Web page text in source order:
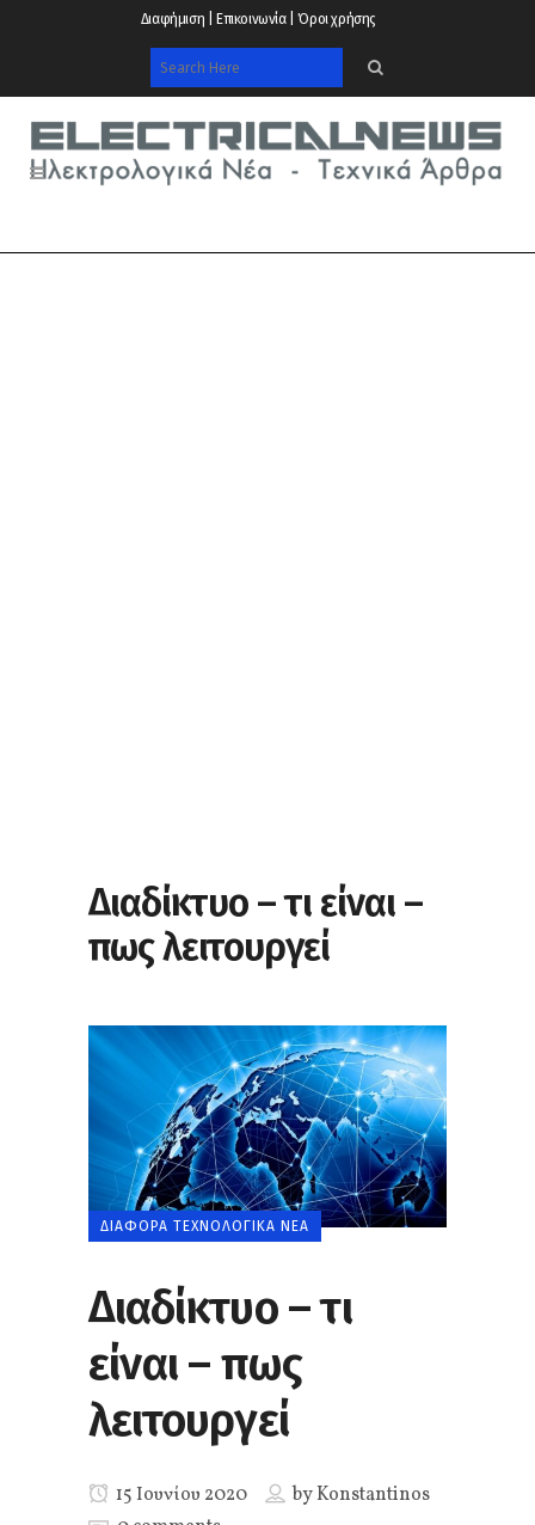
Διαφήμιση | Επικοινωνία | Όροι χρήσης
Διαδίκτυο – τι είναι –
πως λειτουργεί
ΔΙΆΦΟΡΑ ΤΕΧΝΟΛΟΓΙΚΆ ΝΈΑ
Διαδίκτυο – τι
είναι – πως
λειτουργεί
15 Ιουνίου 2020 byKonstantinos